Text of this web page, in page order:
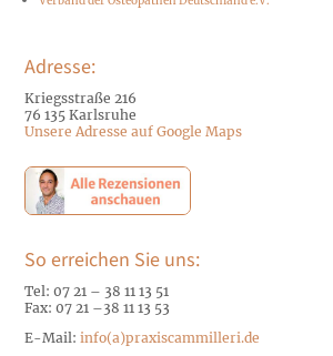
Adresse:
Kriegsstraße 216
76 135 Karlsruhe
Unsere Adresse auf Google Maps
So erreichen Sie uns:
Tel: 07 21 – 38 11 13 51
Fax: 07 21 –38 11 13 53
E-Mail:info(a)praxiscammilleri.de